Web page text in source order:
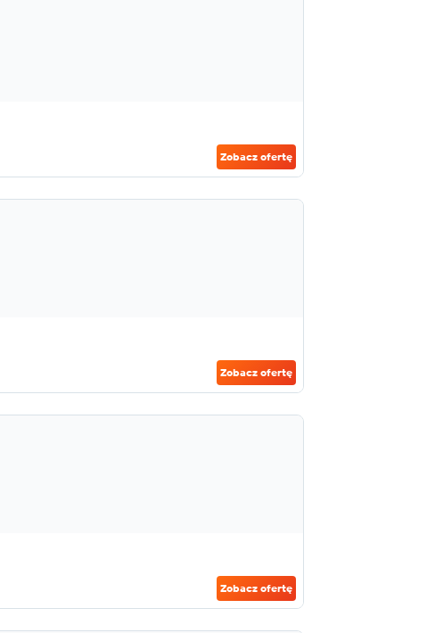
Zobacz ofertę
Zobacz ofertę
Zobacz ofertę